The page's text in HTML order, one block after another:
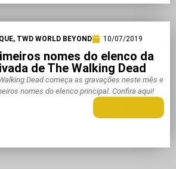
, TWD WORLD BEYOND 10/07/2019
nomes do elenco da
de The Walking Dead
Dead começa as gravações neste mês e
nomes do elenco principal. Confira aqui!